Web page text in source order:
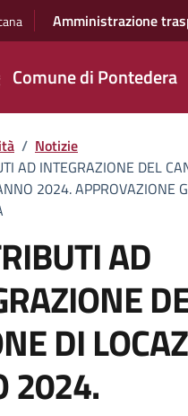
Amministrazione
Comune di Pontedera
/ Notizie
AD INTEGRAZIONE DEL
2024. APPROVAZIONE
AD
DI
2024.